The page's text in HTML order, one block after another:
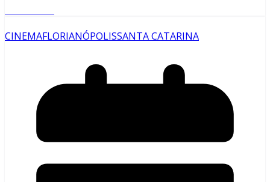
CINEMAFLORIANÓPOLISSANTA CATARINA